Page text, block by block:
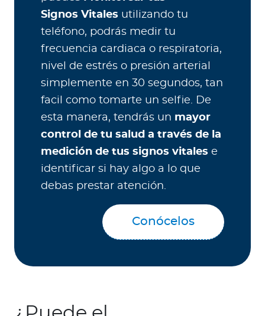
Signos Vitales utilizando tu
teléfono, podrás medir tu
frecuencia cardiaca o respiratoria,
nivel de estrés o presión arterial
simplemente en 30 segundos, tan
facil como tomarte un selfie. De
esta manera, tendrás un mayor
control de tu salud a través de la
medición de tus signos vitales e
identificar si hay algo a lo que
debas prestar atención.
Conócelos